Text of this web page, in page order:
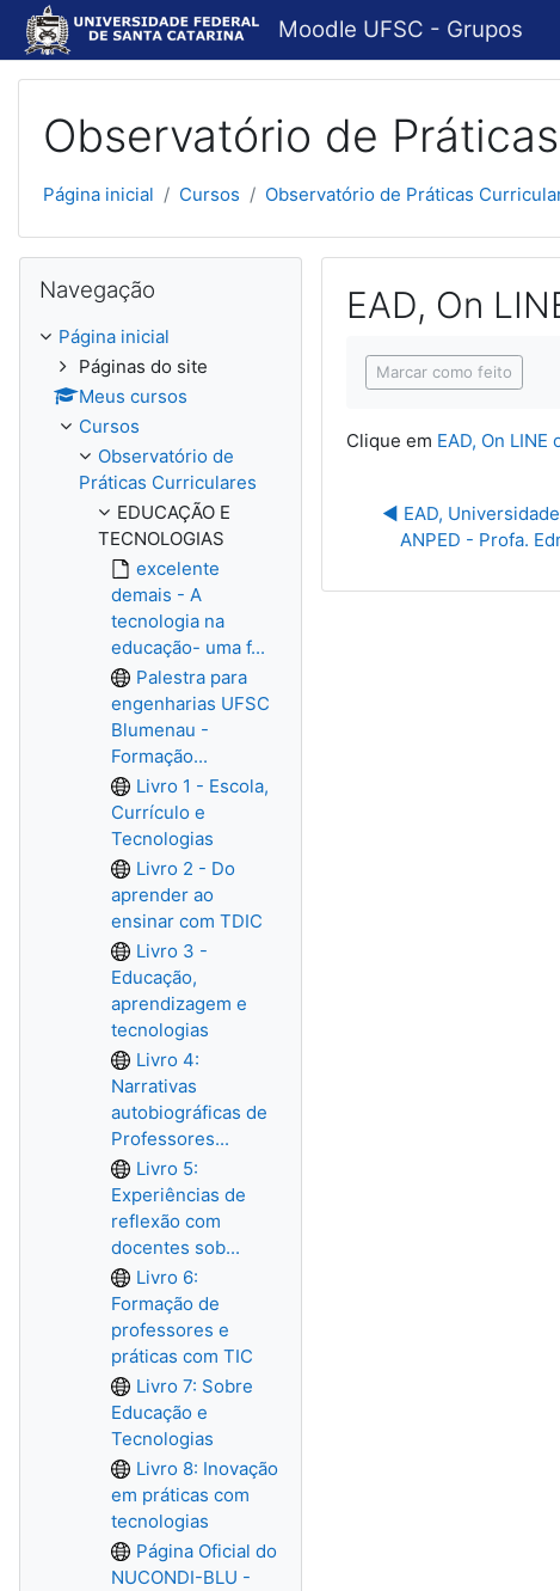
Ir para o conteúdo principal
Moodle UFSC - Grupos
Observatório de
Página inicial Cursos Observatório de Práticas
EAD, On
Marcar como feito
Clique em EAD, On
◀︎ EAD,
ANPED - Profa.
Navegação
Página inicial
Páginas do site
Meus cursos
Cursos
Observatório de
Práticas Curriculares
EDUCAÇÃO E
TECNOLOGIAS
excelente
demais - A
tecnologia na
educação- uma f...
Palestra para
engenharias UFSC
Blumenau -
Formação...
Livro 1 - Escola,
Currículo e
Tecnologias
Livro 2 - Do
aprender ao
ensinar com TDIC
Livro 3 -
Educação,
aprendizagem e
tecnologias
Livro 4:
Narrativas
autobiográficas de
Professores...
Livro 5:
Experiências de
reflexão com
docentes sob...
Livro 6:
Formação de
professores e
práticas com TIC
Livro 7: Sobre
Educação e
Tecnologias
Livro 8: Inovação
em práticas com
tecnologias
Página Oficial do
NUCONDI-BLU -